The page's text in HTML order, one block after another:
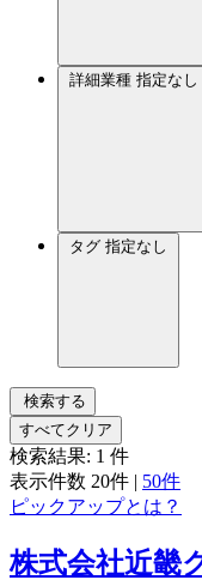
詳細業種 指定なし
タグ 指定なし
検索する
すべてクリア
検索結果: 1 件
表示件数 20件 | 50件
ピックアップとは？
株式会社近畿